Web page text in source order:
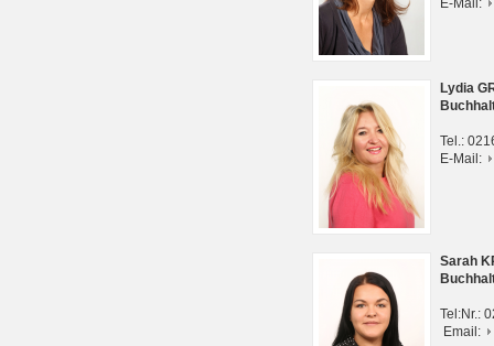
E-Mail:
Lydia
Tel.:
E-Mail:
Sarah
Tel:Nr.:
Email: